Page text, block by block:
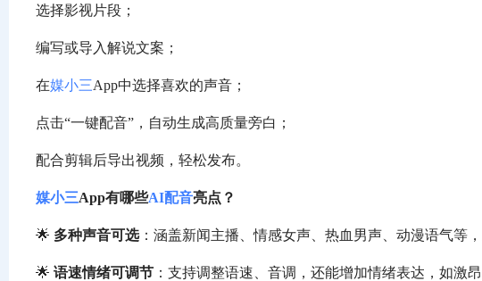
选择影视片段；
编写或导入解说文案；
在媒小三App中选择喜欢的声音；
点击“一键配音”，自动生成高质量旁白；
配合剪辑后导出视频，轻松发布。
媒小三App有哪些AI配音亮点？
🌟 多种声音可选：涵盖新闻主播、情感女声、热血男声、动漫语气等
🌟 语速情绪可调节 ：支持调整语速、音调，还能增加情绪表达，如激